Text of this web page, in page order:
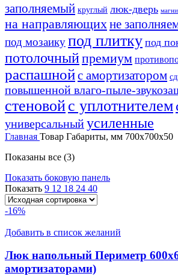
заполняемый круглый люк-дверь
на направляющихне
под мозаикупод плитку под
потолочныйпремиум
распашнойс амортизатором
повышенной влаго-пыле-
стеновойс уплотнителем
универсальныйусиленные
Главная Товар Габариты, мм 700х700х50
Показаны все (3)
Показать боковую панель
Показать 9 12 18 24 40
-16%
Добавить в список желаний
Люк напольный Периметр
амортизаторами)